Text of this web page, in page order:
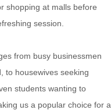
shopping at malls before
session.
from busy businessmen
to housewives seeking
students wanting to
us a popular choice for a